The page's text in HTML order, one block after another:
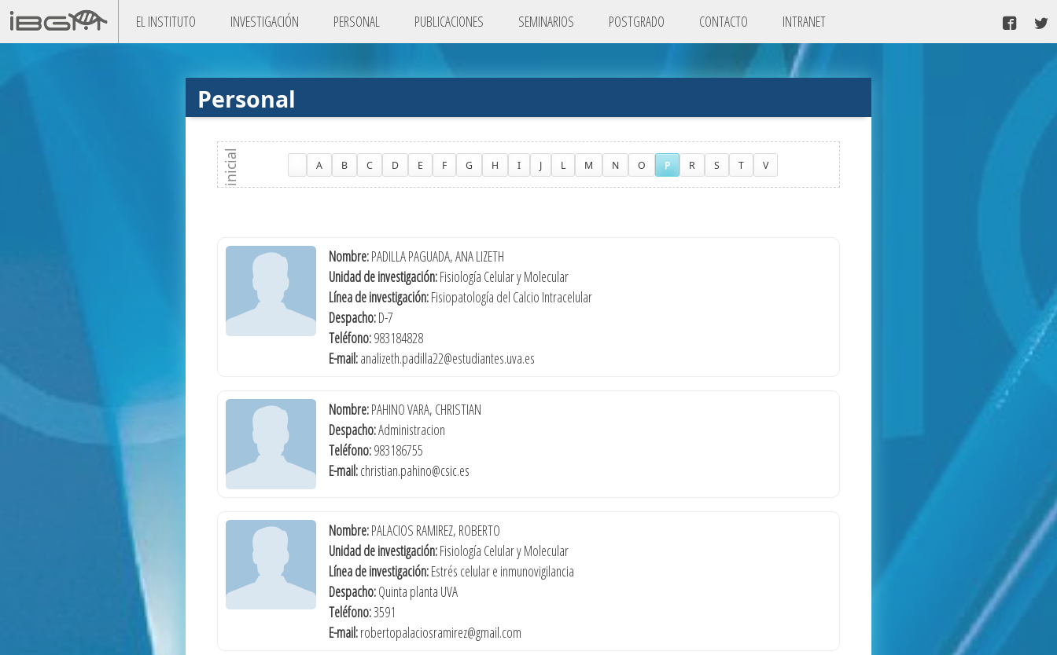
EL INSTITUTO INVESTIGACIÓN PERSONAL PUBLICACIONES SEMINARIOS POSTGRADO CONTACTO INTRANET
Personal
A B C D E F G H I J L M N O P R S T V
Nombre:PADILLA PAGUADA, ANA LIZETH
Unidad de investigación:Fisiología Celular y Molecular
Línea de investigación:Fisiopatología del Calcio Intracelular
Despacho:D-7
Teléfono:983184828
E-mail:analizeth.padilla22@estudiantes.uva.es
Nombre:PAHINO VARA, CHRISTIAN
Despacho:Administracion
Teléfono:983186755
E-mail:christian.pahino@csic.es
Nombre:PALACIOS RAMIREZ, ROBERTO
Unidad de investigación:Fisiología Celular y Molecular
Línea de investigación:Estrés celular e inmunovigilancia
Despacho:Quinta planta UVA
Teléfono:3591
E-mail:robertopalaciosramirez@gmail.com